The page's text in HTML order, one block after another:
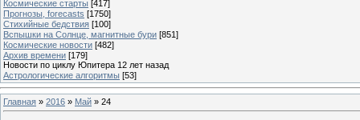
Космические старты [417]
Прогнозы, forecasts [1750]
Стихийные бедствия [100]
Вспышки на Солнце, магнитные бури [851]
Космические новости [482]
Архив времени [179]
Новости по циклу Юпитера 12 лет назад
Астрологические алгоритмы [53]
Главная » 2016 » Май » 24